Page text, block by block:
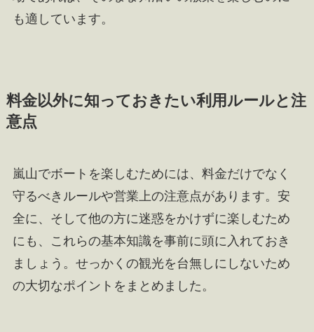
も適しています。
料金以外に知っておきたい利用ルールと注
意点
嵐山でボートを楽しむためには、料金だけでなく
守るべきルールや営業上の注意点があります。安
全に、そして他の方に迷惑をかけずに楽しむため
にも、これらの基本知識を事前に頭に入れておき
ましょう。せっかくの観光を台無しにしないため
の大切なポイントをまとめました。